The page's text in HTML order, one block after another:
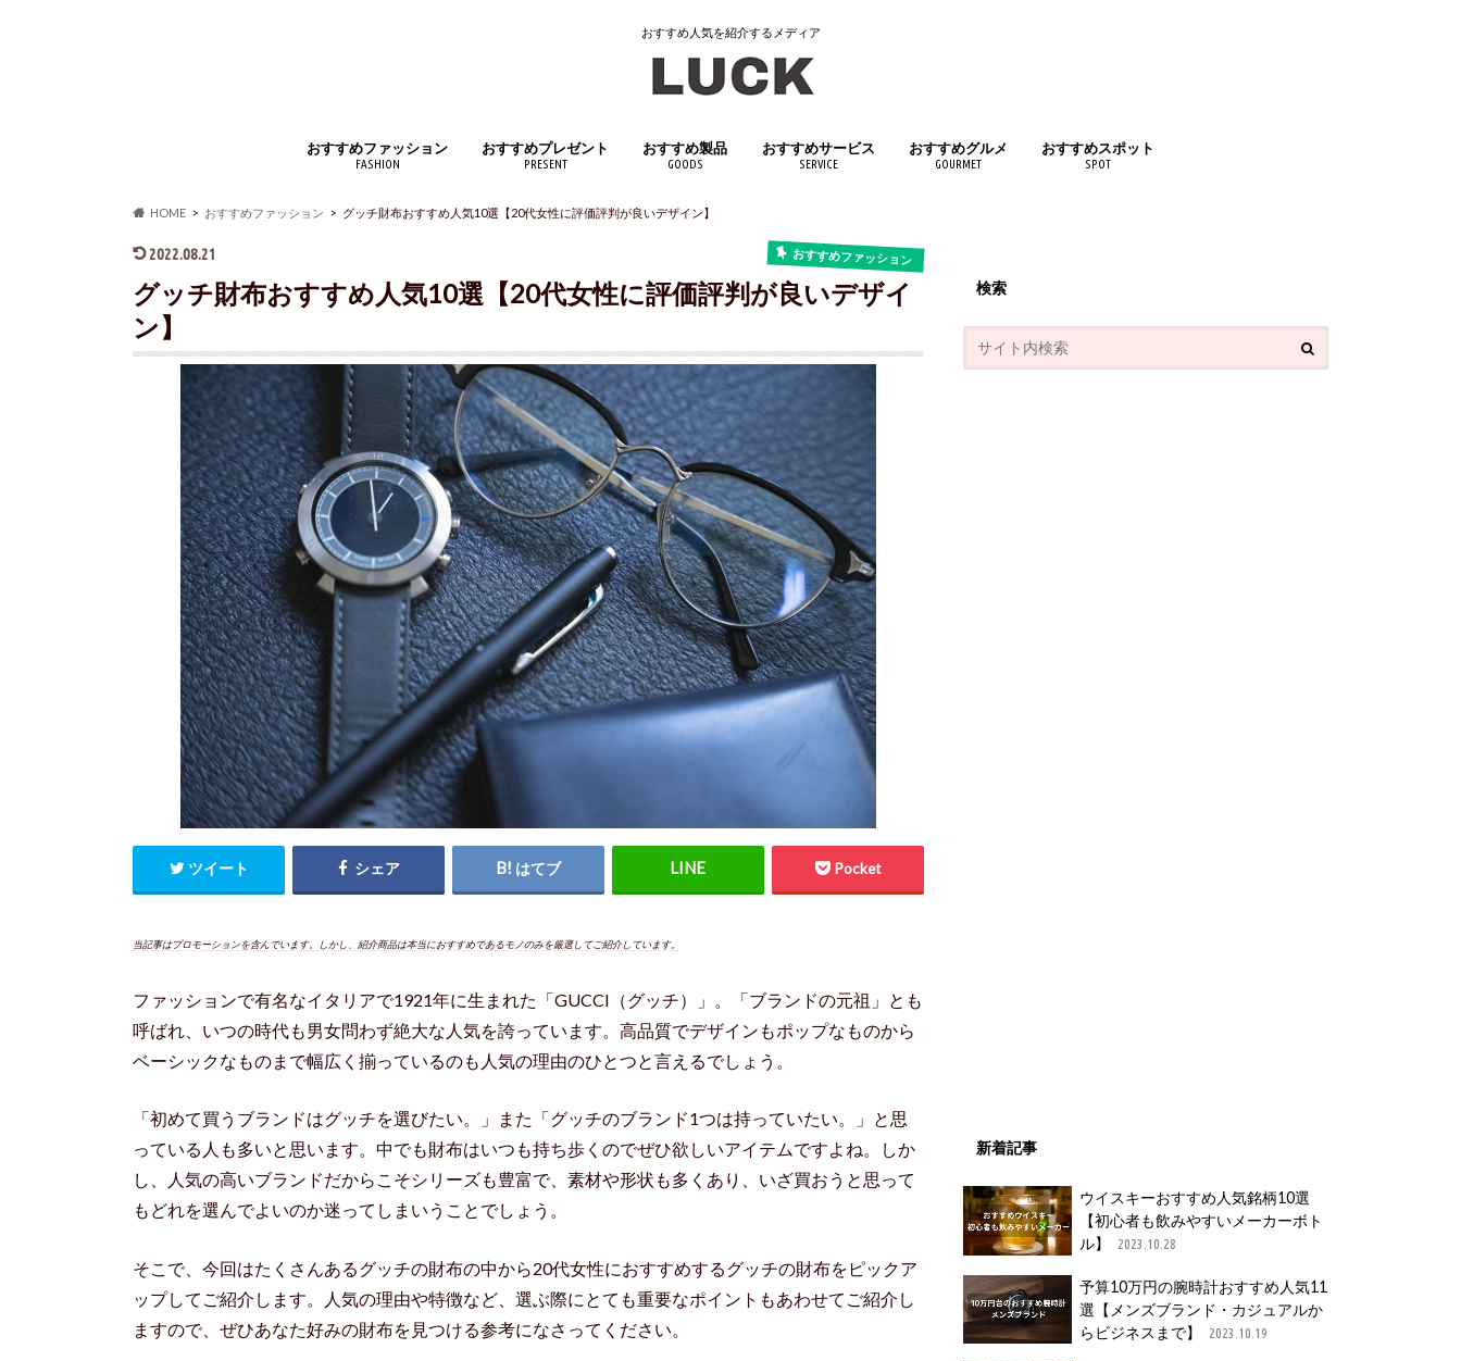
おすすめ人気を紹介するメディア
おすすめファッション
FASHION
おすすめプレゼント
PRESENT
おすすめ製品
GOODS
おすすめサービス
SERVICE
おすすめグルメ
GOURMET
おすすめスポット
SPOT
HOME おすすめファッション グッチ財布おすすめ人気10選【20代女性に評価評判が良いデザイン】
2022.08.21 おすすめファッション
グッチ財布おすすめ人気10選【20代女性に評価評判が良いデザイ
ン】
ツイート シェア はてブ Pocket
当記事はプロモーションを含んでいます。しかし、紹介商品は本当におすすめであるモノのみを厳選してご紹介しています。
ファッションで有名なイタリアで1921年に生まれた「GUCCI（グッチ）」。「ブランドの元祖」とも
呼ばれ、いつの時代も男女問わず絶大な人気を誇っています。高品質でデザインもポップなものから
ベーシックなものまで幅広く揃っているのも人気の理由のひとつと言えるでしょう。
「初めて買うブランドはグッチを選びたい。」また「グッチのブランド1つは持っていたい。」と思
っている人も多いと思います。中でも財布はいつも持ち歩くのでぜひ欲しいアイテムですよね。しか
し、人気の高いブランドだからこそシリーズも豊富で、素材や形状も多くあり、いざ買おうと思って
もどれを選んでよいのか迷ってしまいうことでしょう。
そこで、今回はたくさんあるグッチの財布の中から20代女性におすすめするグッチの財布をピックア
ップしてご紹介します。人気の理由や特徴など、選ぶ際にとても重要なポイントもあわせてご紹介し
ますので、ぜひあなた好みの財布を見つける参考になさってください。
検索
新着記事
ウイスキーおすすめ人気銘柄10選
【初心者も飲みやすいメーカーボト
ル】
2023.10.28
予算10万円の腕時計おすすめ人気11
選【メンズブランド・カジュアルか
らビジネスまで】
2023.10.19